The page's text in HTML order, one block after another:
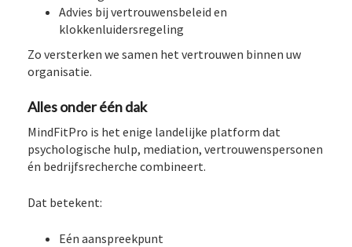
Advies bij vertrouwensbeleid en
klokkenluidersregeling
Zo versterken we samen het vertrouwen binnen uw
organisatie.
Alles onder één dak
MindFitPro is het enige landelijke platform dat
psychologische hulp, mediation, vertrouwenspersonen
én bedrijfsrecherche combineert.
Dat betekent:
Eén aanspreekpunt